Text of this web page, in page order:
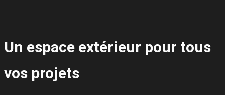
Un espace extérieur pour tous
vos projets